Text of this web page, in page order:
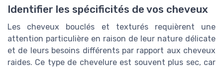
Identifier les spécificités de vos cheveux
Les cheveux bouclés et texturés requièrent une
attention particulière en raison de leur nature délicate
et de leurs besoins différents par rapport aux cheveux
raides. Ce type de chevelure est souvent plus sec, car